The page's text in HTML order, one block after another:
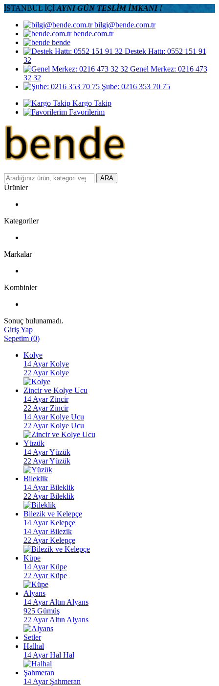
İSTANBUL İÇİ AYNI GÜN TESLİM İMKANI !
bilgi@bende.com.tr
bende.com.tr
bende
Destek Hattı: 0552 151 91
32
Genel Merkez: 0216 473
32 32
Şube: 0216 353 70 75
Kargo Takip
Favorilerim
ARA
Ürünler
Kategoriler
Markalar
Kombinler
Sonuç bulunamadı.
Giriş Yap
Sepetim (0)
Kolye
14 Ayar Kolye
22 Ayar Kolye
Zincir ve Kolye Ucu
14 Ayar Zincir
22 Ayar Zincir
14 Ayar Kolye Ucu
22 Ayar Kolye Ucu
Yüzük
14 Ayar Yüzük
22 Ayar Yüzük
Bileklik
14 Ayar Bileklik
22 Ayar Bileklik
Bilezik ve Kelepçe
14 Ayar Kelepçe
14 Ayar Bilezik
22 Ayar Kelepçe
Küpe
14 Ayar Küpe
22 Ayar Küpe
Alyans
14 Ayar Altın Alyans
925 Gümüş
22 Ayar Altın Alyans
Setler
Halhal
14 Ayar Hal Hal
Şahmeran
14 Ayar Şahmeran